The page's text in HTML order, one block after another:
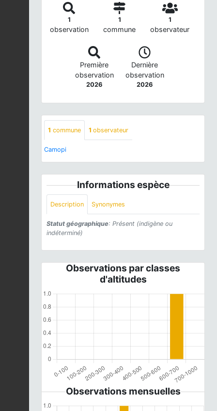
1
observation
1
commune
1
observateur
Première
observation
2026
Dernière
observation
2026
1 commune 1 observateur
Camopi
Informations espèce
Description Synonymes
Statut géographique: Présent (indigène ou
indéterminé)
Observations par classes
d'altitudes
Observations mensuelles